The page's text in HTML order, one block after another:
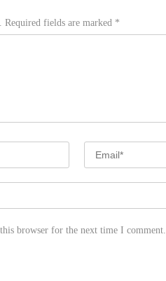
Required fields are marked *
browser for the next time I comment.